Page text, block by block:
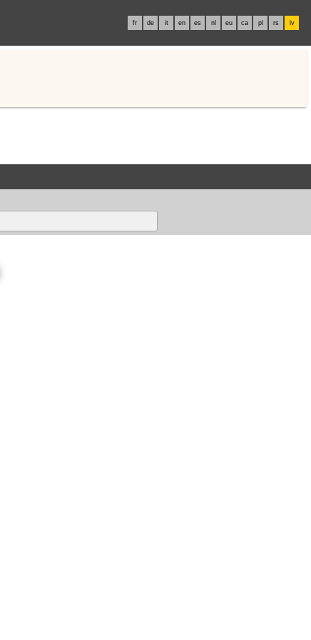
fr de it en es nl eu ca pl rs lv